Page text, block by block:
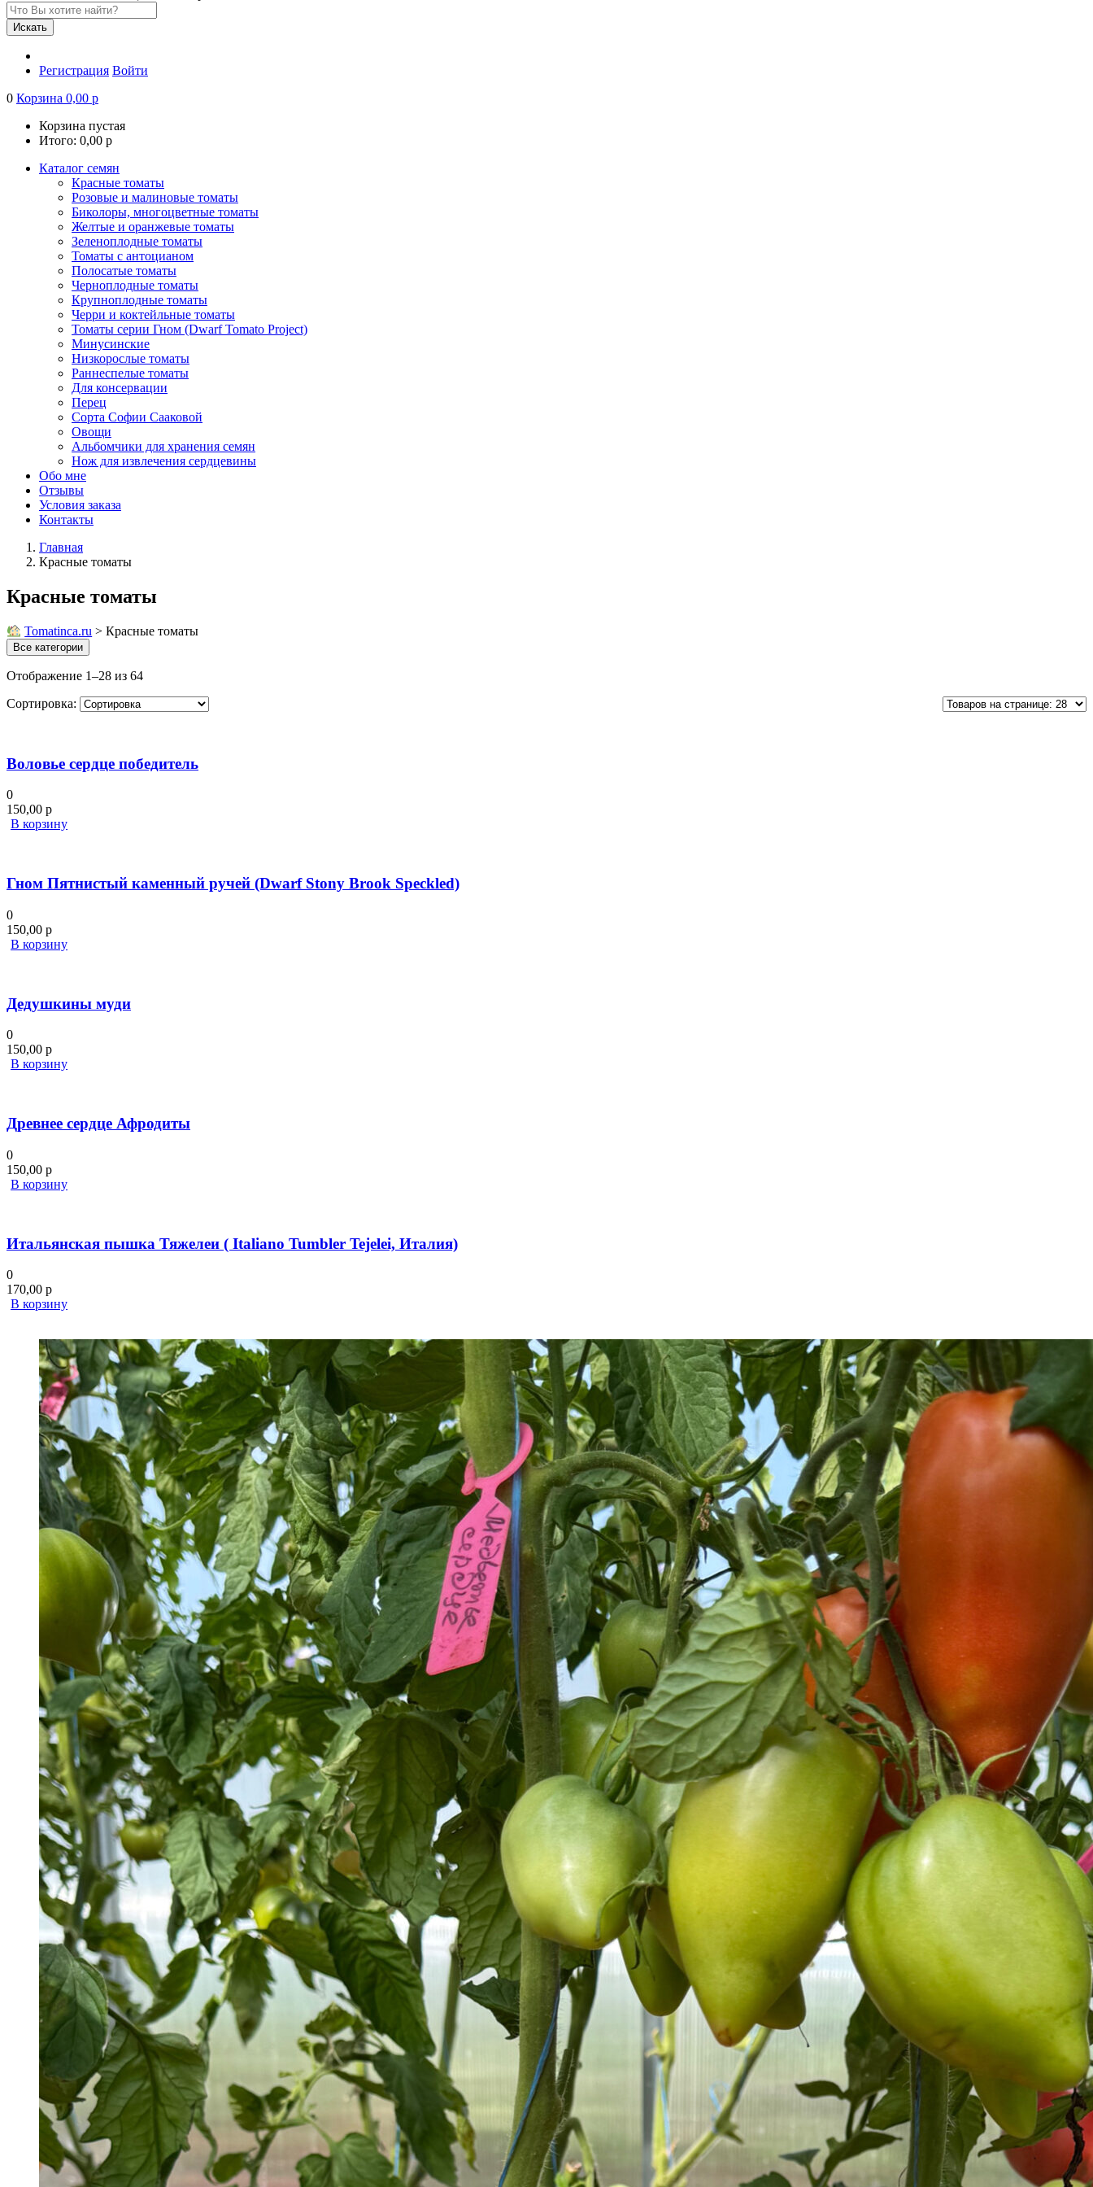
Искать
Регистрация Войти
0 Корзина 0,00 р
Корзина пустая
Итого: 0,00 р
Каталог семян
Красные томаты
Розовые и малиновые томаты
Биколоры, многоцветные томаты
Желтые и оранжевые томаты
Зеленоплодные томаты
Томаты с антоцианом
Полосатые томаты
Черноплодные томаты
Крупноплодные томаты
Черри и коктейльные томаты
Томаты серии Гном (Dwarf Tomato Project)
Минусинские
Низкорослые томаты
Раннеспелые томаты
Для консервации
Перец
Сорта Софии Сааковой
Овощи
Альбомчики для хранения семян
Нож для извлечения сердцевины
Обо мне
Отзывы
Условия заказа
Контакты
Главная
Красные томаты
Красные томаты
Tomatinсa.ru >Красные томаты
Все категории
Отображение 1–28 из 64
Сортировка:
Воловье сердце победитель
0
150,00 р
В корзину
Гном Пятнистый каменный ручей (Dwarf Stony Brook Speckled)
0
150,00 р
В корзину
Дедушкины муди
0
150,00 р
В корзину
Древнее сердце Афродиты
0
150,00 р
В корзину
Итальянская пышка Тяжелеи ( Italiano Tumbler Tejelei, Италия)
0
170,00 р
В корзину